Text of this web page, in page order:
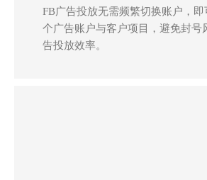
FB广告投放无需频繁切换账户，
个广告账户与客户项目，避免封号
告投放效率。